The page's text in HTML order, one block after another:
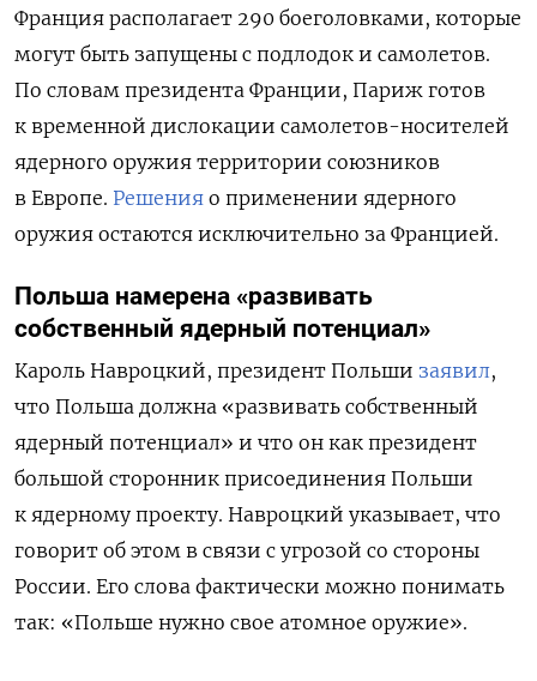
Франция располагает 290 боеголовками, которые
могут быть запущены с подлодок и самолетов.
По словам президента Франции, Париж готов
к временной дислокации самолетов-носителей
ядерного оружия территории союзников
в Европе. Решения о применении ядерного
оружия остаются исключительно за Францией.
Польша намерена «развивать
собственный ядерный потенциал»
Кароль Навроцкий, президент Польши заявил,
что Польша должна «развивать собственный
ядерный потенциал» и что он как президент
большой сторонник присоединения Польши
к ядерному проекту. Навроцкий указывает, что
говорит об этом в связи с угрозой со стороны
России. Его слова фактически можно понимать
так: «Польше нужно свое атомное оружие».